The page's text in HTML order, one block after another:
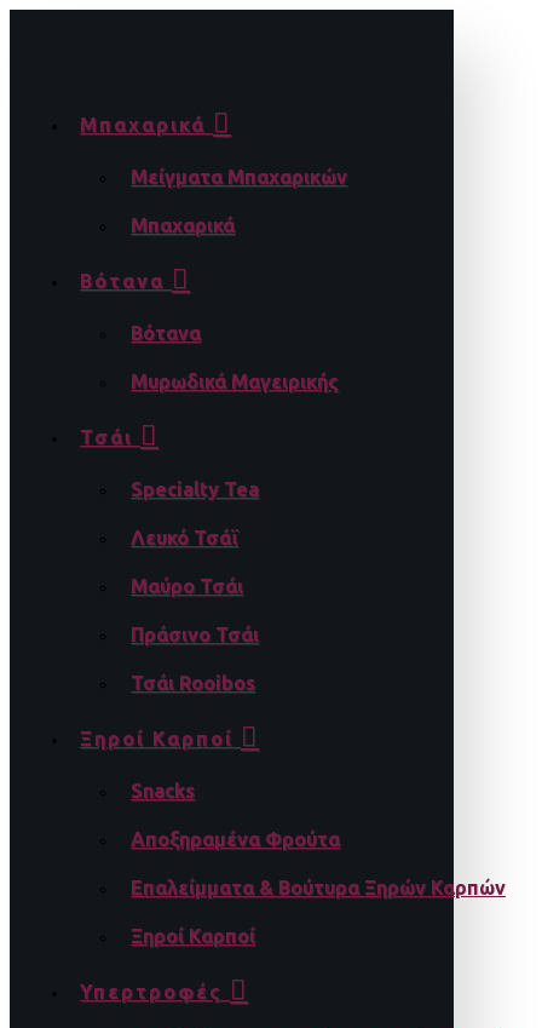
Μπαχαρικά
Μείγματα Μπαχαρικών
Μπαχαρικά
Βότανα
Βότανα
Μυρωδικά Μαγειρικής
Τσάι
Specialty Tea
Λευκό Τσάϊ
Μαύρο Τσάι
Πράσινο Τσάι
Τσάι Rooibos
Ξηροί Καρποί
Snacks
Αποξηραμένα Φρούτα
Επαλείμματα & Βούτυρα Ξηρών Καρπών
Ξηροί Καρποί
Υπερτροφές